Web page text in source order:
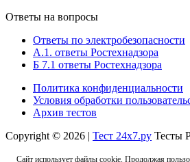
Ответы на вопросы
Ответы по электробезопасности
А.1. ответы Ростехнадзора
Б 7.1 ответы Ростехнадзора
Политика конфиденциальности
Условия обработки
Архив тестов
Copyright © 2026 | Тест 24х7.ру Тесты
Сайт использует файлы cookie. Продолжая